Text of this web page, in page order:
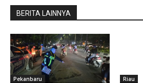
BERITA LAINNYA
Pekanbaru Riau